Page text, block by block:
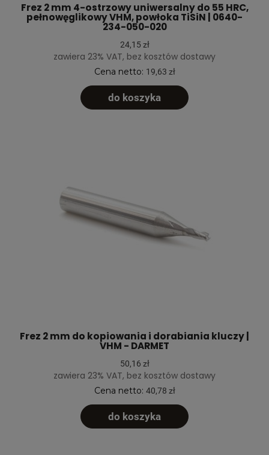
Frez 2 mm 4-ostrzowy uniwersalny do 55 HRC,
pełnowęglikowy VHM, powłoka TiSiN | 0640-
234-050-020
24,15 zł
zawiera 23% VAT, bez kosztów dostawy
Cena netto: 19,63 zł
do koszyka
Frez 2 mm do kopiowania i dorabiania kluczy |
VHM - DARMET
50,16 zł
zawiera 23% VAT, bez kosztów dostawy
Cena netto: 40,78 zł
do koszyka